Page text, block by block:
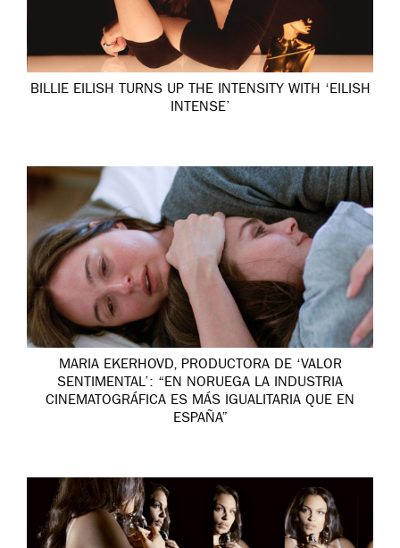
BILLIE EILISH TURNS UP THE INTENSITY WITH ‘EILISH
INTENSE’
MARIA EKERHOVD, PRODUCTORA DE ‘VALOR
SENTIMENTAL’: “EN NORUEGA LA INDUSTRIA
CINEMATOGRÁFICA ES MÁS IGUALITARIA QUE EN
ESPAÑA”